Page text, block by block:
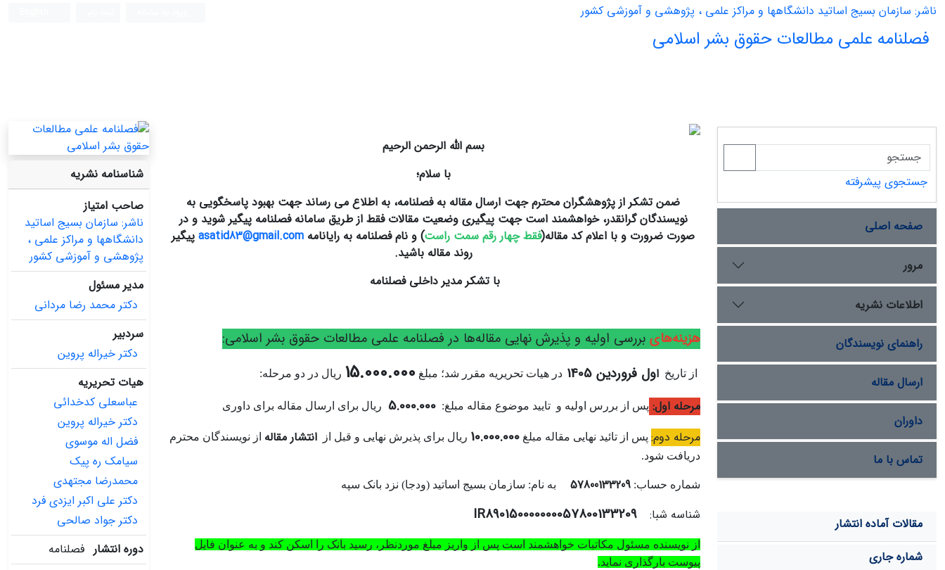
ناشر: سازمان بسیج اساتید دانشگاهها و مراکز علمی ، پژوهشی و آموزشی کشور
فصلنامه علمی مطالعات حقوق بشر اسلامی
جستجوی پیشرفته
صفحه اصلی
مرور
اطلاعات نشریه
راهنمای نویسندگان
ارسال مقاله
داوران
تماس با ما
مقالات آماده انتشار
شماره جاری
بسم الله الرحمن الرحیم
با سلام؛
ضمن تشکر از پژوهشگران محترم جهت ارسال مقاله به فصلنامه، به اطلاع می رساند جهت بهبود پاسخگویی به
نویسندگان گرانقدر، خواهشمند است جهت پیگیری وضعیت مقالات فقط از طریق سامانه فصلنامه پیگیر شوید و در
صورت ضرورت و با اعلام کد مقاله(فقط چهار رقم سمت راست) و نام فصلنامه به رایانامه asatid83@gmail.com پیگیر
روند مقاله باشید.
با تشکر مدیر داخلی فصلنامه
هزینههای بررسی اولیه و پذیرش نهایی مقاله‌ها در فصلنامه علمی مطالعات حقوق بشر اسلامی:
از تاریخ اول فروردین 1405 در هیات تحریریه مقرر شد؛ مبلغ 15.000.000 ریال در دو مرحله:
مرحله اول: پس از بررس اولیه و تایید موضوع مقاله مبلغ: 5.000.000 ریال برای ارسال مقاله برای داوری
مرحله دوم: پس از تائید نهایی مقاله مبلغ 10.000.000 ریال برای پذیرش نهایی و قبل از انتشار مقاله از نویسندگان محترم
دریافت ‌شود.
شماره حساب: 57800133209 به نام: سازمان بسیج اساتید (ودجا) نزد بانک سپه
شناسه شبا: IR890150000000057800133209
از نویسنده مسئول مکاتبات خواهشمند است پس از واریز مبلغ موردنظر، رسید بانک را اسکن کند و به عنوان فایل
پیوست بارگذاری نماید.
شناسنامه نشریه
صاحب امتیاز
ناشر: سازمان بسیج اساتید
دانشگاهها و مراکز علمی ،
پژوهشی و آموزشی کشور
مدیر مسئول
دکتر محمد رضا مردانی
سردبیر
دکتر خیراله پروین
هیات تحریریه
عباسعلی کدخدائی
دکتر خیراله پروین
فضل اله موسوی
سیامک ره پیک
محمدرضا مجتهدی
دکتر علی اکبر ایزدی فرد
دکتر جواد صالحی
دوره انتشار فصلنامه